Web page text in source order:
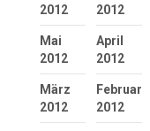
2012
2012
Mai
2012
April
2012
März
2012
Februar
2012